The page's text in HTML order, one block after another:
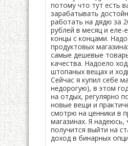
потому что тут есть
зарабатывать
работать на дядю за
рублей в месяц и еле-
концы с концами.
продуктовых
самые дешевые
качества. Надоело
штопаных вещах и
Сейчас я купил себе
недорогую), в этом
на отдых, регулярно
новые вещи и
смотрю на ценники в
магазинах. Я надеюсь,
получится выйти на
доход в бинарных